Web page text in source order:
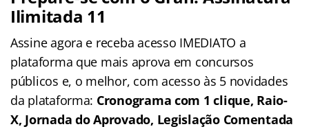
Ilimitada 11
Assine agora e receba acesso IMEDIATO a
plataforma que mais aprova em concursos
públicos e, o melhor, com acesso às 5 novidades
da plataforma: Cronograma com 1 clique, Raio-
X, Jornada do Aprovado, Legislação Comentada